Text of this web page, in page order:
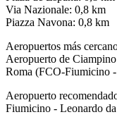
Via Nazionale: 0,8 km
Piazza Navona: 0,8 km
Aeropuertos más
Aeropuerto de
Roma (FCO-Fiumicino
Aeropuerto
Fiumicino - Leonardo